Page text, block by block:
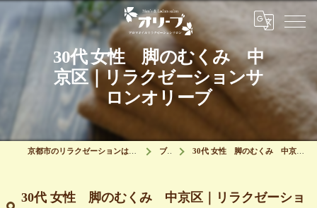
30代 女性 脚のむくみ 中
京区｜リラクゼーションサ
ロンオリーブ
京都市のリラクゼーションはリラクゼーションサロン オリーブ ブログ 30代 女性 脚のむくみ 中京区｜リラクゼーションサロンオリーブ
30代 女性 脚のむくみ 中京区｜リラクゼーショ